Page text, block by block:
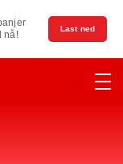
nå!
Last ned